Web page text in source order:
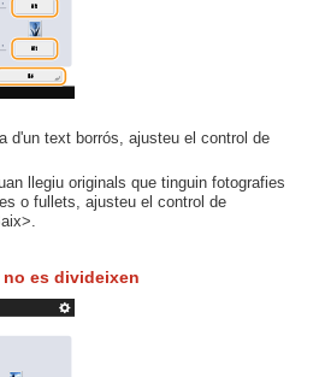
d'un text borrós, ajusteu el control de
llegiu originals que tinguin fotografies
o fullets, ajusteu el control de
es divideixen